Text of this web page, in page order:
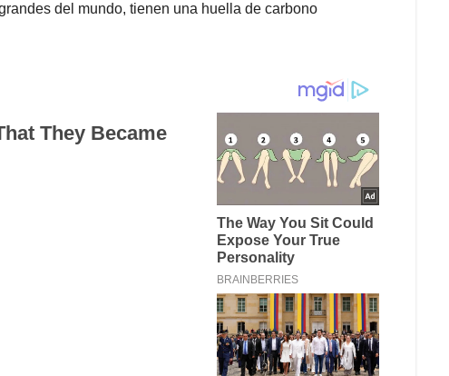
del mundo, tienen una huella de carbono